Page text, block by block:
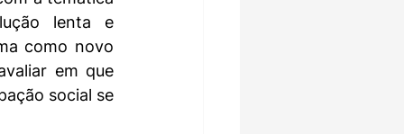
lenta e
como novo
em que
social se